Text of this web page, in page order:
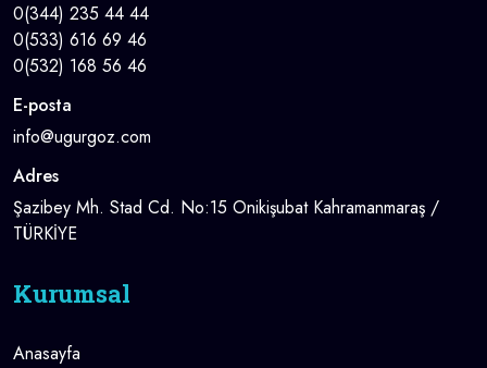
0(344) 235 44 44
0(533) 616 69 46
0(532) 168 56 46
E-posta
info@ugurgoz.com
Adres
Şazibey Mh. Stad Cd. No:15 Onikişubat Kahramanmaraş /
TÜRKİYE
Kurumsal
Anasayfa